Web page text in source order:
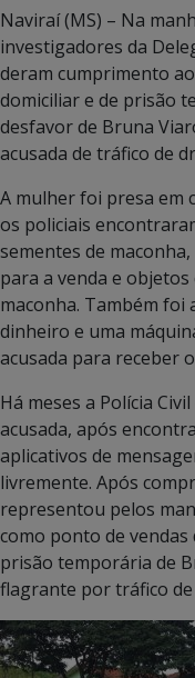
Naviraí (MS) – Na
investigadores da
deram cumprimento
domiciliar e de prisão
desfavor de Bruna
acusada de tráfico de
A mulher foi presa em
os policiais
sementes de
para a venda e
maconha. Também foi
dinheiro e uma
acusada para receber
Há meses a Polícia
acusada, após
aplicativos de
livremente. Após
representou pelos
como ponto de
prisão temporária de
flagrante por tráfico